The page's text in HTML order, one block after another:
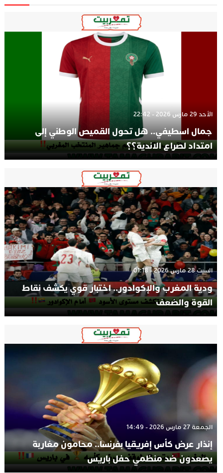
الأحد 29 مارس 2026 - 22:42
جمال اسطيفي.. هل تحول القميص الوطني إلى
امتداد لصراع الاندية؟؟
السبت 28 مارس 2026 - 01:18
ودية المغرب والإكوادور.. اختبار قوي يكشف نقاط
القوة والضعف
الجمعة 27 مارس 2026 - 14:49
إنذار عرض كأس إفريقيا بفرنسا.. محامون مغاربة
يصعدون ضد منظمي حفل باريس